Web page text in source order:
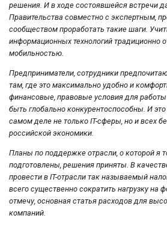
решения. И в ходе состоявшейся встречи
Правительства совместно с экспертным,
сообществом проработать такие шаги.
информационных технологий традиционно
мобильностью.
Предприниматели, сотрудники
там, где это максимально удобно и
финансовые, правовые условия для
быть глобально конкурентоспособны. И
самом деле не только IT-сферы, но и всех
российской экономики.
Планы по поддержке отрасли, о которой я
подготовлены, решения приняты. В
провести в IT-отрасли так называемый
всего существенно сократить нагрузку на
отмечу, основная статья расходов для
компаний.